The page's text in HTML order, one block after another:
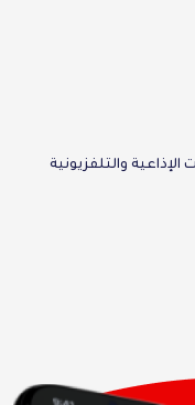
الإذاعية والتلفزيونية